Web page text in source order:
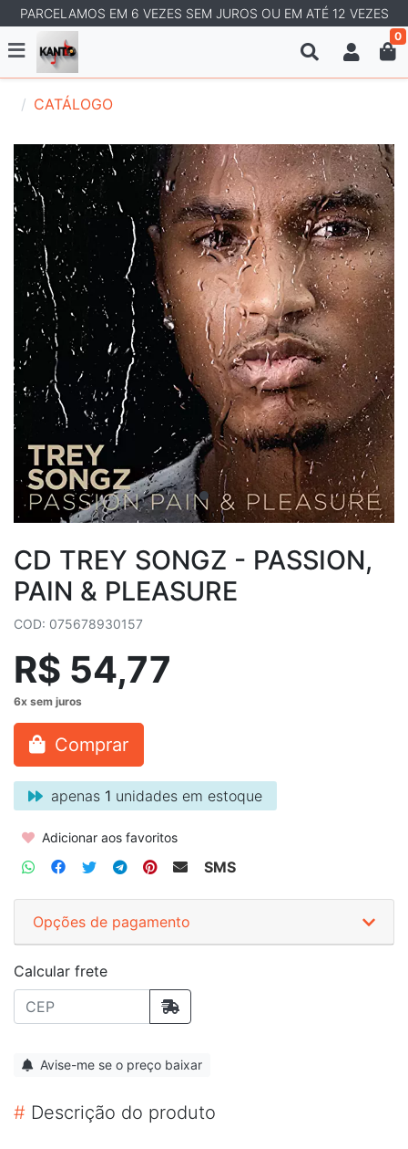
PARCELAMOS EM 6 VEZES SEM JUROS OU EM ATÉ 12 VEZES
0
CATÁLOGO
CD TREY SONGZ - PASSION,
PAIN & PLEASURE
COD: 075678930157
R$ 54,77
Comprar
apenas 1 unidades em estoque
Adicionar aos favoritos
SMS
Opções de pagamento
Calcular frete
Avise-me se o preço baixar
# Descrição do produto